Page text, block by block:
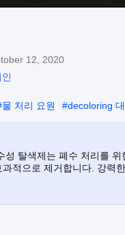
12, 2020
물 처리 요원 #decoloring
성 탈색제는 폐수 처리를
적으로 제거합니다. 강력